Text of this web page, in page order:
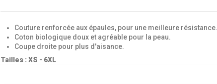
Couture renforcée aux épaules, pour une meilleure résistance.
Coton biologique doux et agréable pour la peau.
Coupe droite pour plus d'aisance.
Tailles : XS - 6XL